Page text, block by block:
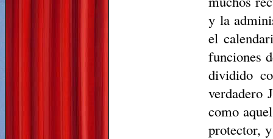
y la
el
funciones
dividido
verdadero
como
protector,